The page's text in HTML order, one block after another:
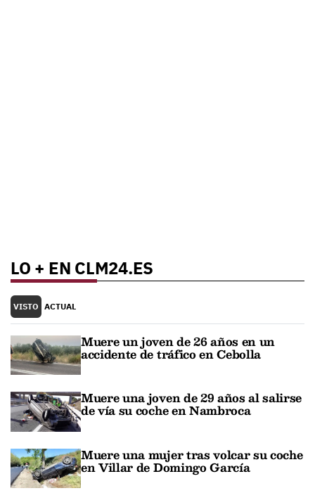
LO + EN CLM24.ES
VISTO ACTUAL
Muere un joven de 26 años en un
accidente de tráfico en Cebolla
Muere una joven de 29 años al salirse
de vía su coche en Nambroca
Muere una mujer tras volcar su coche
en Villar de Domingo García